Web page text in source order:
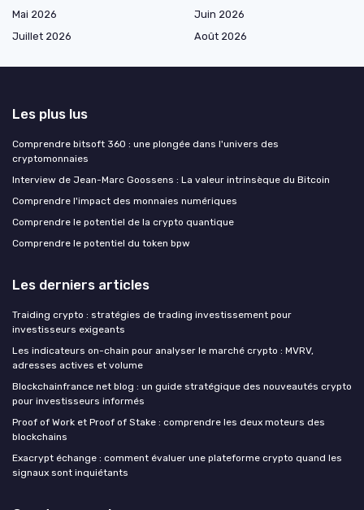
Mai 2026
Juin 2026
Juillet 2026
Août 2026
Les plus lus
Comprendre bitsoft 360 : une plongée dans l'univers des
cryptomonnaies
Interview de Jean-Marc Goossens : La valeur intrinsèque du Bitcoin
Comprendre l'impact des monnaies numériques
Comprendre le potentiel de la crypto quantique
Comprendre le potentiel du token bpw
Les derniers articles
Traiding crypto : stratégies de trading investissement pour
investisseurs exigeants
Les indicateurs on-chain pour analyser le marché crypto : MVRV,
adresses actives et volume
Blockchainfrance net blog : un guide stratégique des nouveautés crypto
pour investisseurs informés
Proof of Work et Proof of Stake : comprendre les deux moteurs des
blockchains
Exacrypt échange : comment évaluer une plateforme crypto quand les
signaux sont inquiétants